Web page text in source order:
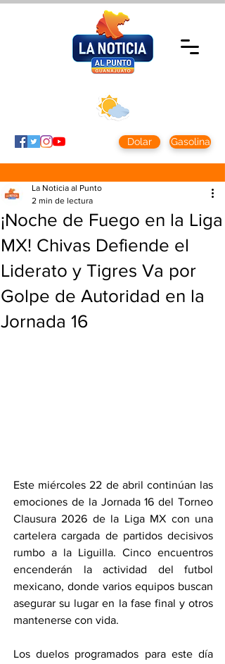
Dolar Gasolina
¡Noche de Fuego en la Liga
MX! Chivas Defiende el
Liderato y Tigres Va por
Golpe de Autoridad en la
Jornada 16
La Noticia al Punto
2 min de lectura
Este miércoles 22 de abril continúan las
emociones de la Jornada 16 del Torneo
Clausura 2026 de la Liga MX con una
cartelera cargada de partidos decisivos
rumbo a la Liguilla. Cinco encuentros
encenderán la actividad del futbol
mexicano, donde varios equipos buscan
asegurar su lugar en la fase final y otros
mantenerse con vida.
Los duelos programados para este día